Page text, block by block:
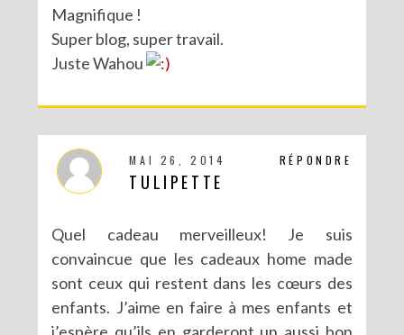
Magnifique !
Super blog, super travail.
Juste Wahou
RÉPONDRE
MAI 26, 2014
TULIPETTE
Quel cadeau merveilleux! Je suis
convaincue que les cadeaux home made
sont ceux qui restent dans les cœurs des
enfants. J’aime en faire à mes enfants et
j’espère qu’ils en garderont un aussi bon